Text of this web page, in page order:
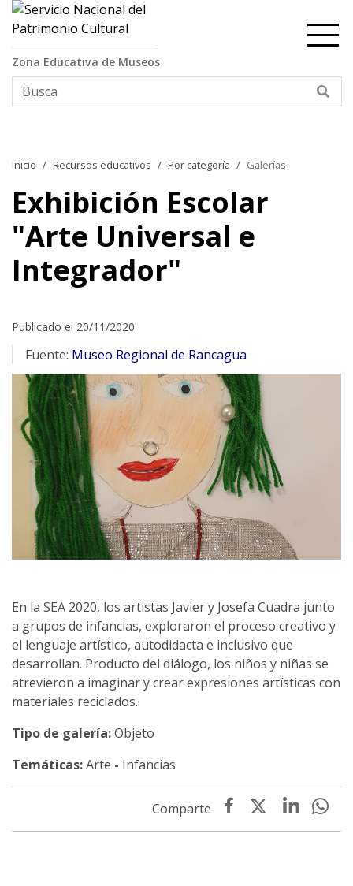
Contenido principal
Zona Educativa de Museos
Inicio Recursos educativos Por categoría Galerías
Exhibición Escolar
"Arte Universal e
Integrador"
Publicado el 20/11/2020
Fuente: Museo Regional de Rancagua
En la SEA 2020, los artistas Javier y Josefa Cuadra junto
a grupos de infancias, exploraron el proceso creativo y
el lenguaje artístico, autodidacta e inclusivo que
desarrollan. Producto del diálogo, los niños y niñas se
atrevieron a imaginar y crear expresiones artísticas con
materiales reciclados.
Tipo de galería:Objeto
Temáticas:Arte - Infancias